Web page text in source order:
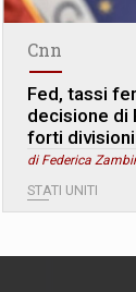
Cnn
Fed, tassi
decisione di
forti
di Federica
STATI UNITI